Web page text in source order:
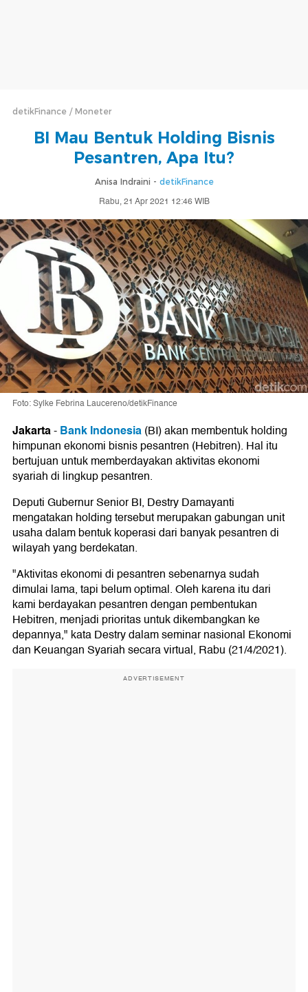
detikFinance Moneter
BI Mau Bentuk Holding Bisnis
Pesantren, Apa Itu?
Anisa Indraini - detikFinance
Rabu, 21 Apr 2021 12:46 WIB
Foto: Sylke Febrina Laucereno/detikFinance
Jakarta-Bank Indonesia(BI) akan membentuk holding
himpunan ekonomi bisnis pesantren (Hebitren). Hal itu
bertujuan untuk memberdayakan aktivitas ekonomi
syariah di lingkup pesantren.
Deputi Gubernur Senior BI, Destry Damayanti
mengatakan holding tersebut merupakan gabungan unit
usaha dalam bentuk koperasi dari banyak pesantren di
wilayah yang berdekatan.
"Aktivitas ekonomi di pesantren sebenarnya sudah
dimulai lama, tapi belum optimal. Oleh karena itu dari
kami berdayakan pesantren dengan pembentukan
Hebitren, menjadi prioritas untuk dikembangkan ke
depannya," kata Destry dalam seminar nasional Ekonomi
dan Keuangan Syariah secara virtual, Rabu (21/4/2021).
ADVERTISEMENT